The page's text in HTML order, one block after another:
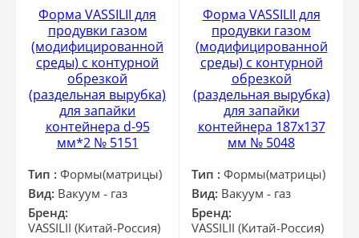
Форма VASSILII для
продувки газом
(модифицированной
среды) с контурной
обрезкой
(раздельная вырубка)
для запайки
контейнера d-95
мм*2 № 5151
Тип : Формы(матрицы)
Вид: Вакуум - газ
Бренд:
VASSILII (Китай-Россия)
Форма VASSILII для
продувки газом
(модифицированной
среды) с контурной
обрезкой
(раздельная вырубка)
для запайки
контейнера 187х137
мм № 5048
Тип : Формы(матрицы)
Вид: Вакуум - газ
Бренд:
VASSILII (Китай-Россия)